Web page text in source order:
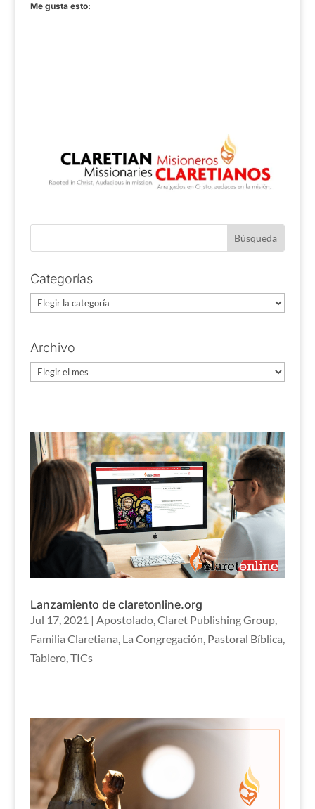
Me gusta esto:
Categorías
Categorías
Archivo
Archivo
Lanzamiento de claretonline.org
Jul 17, 2021 | Apostolado,Claret Publishing Group,
Familia Claretiana, La Congregación, Pastoral Bíblica,
Tablero,TICs